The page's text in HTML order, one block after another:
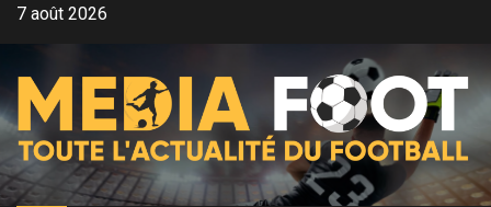
Aller7 août 2026